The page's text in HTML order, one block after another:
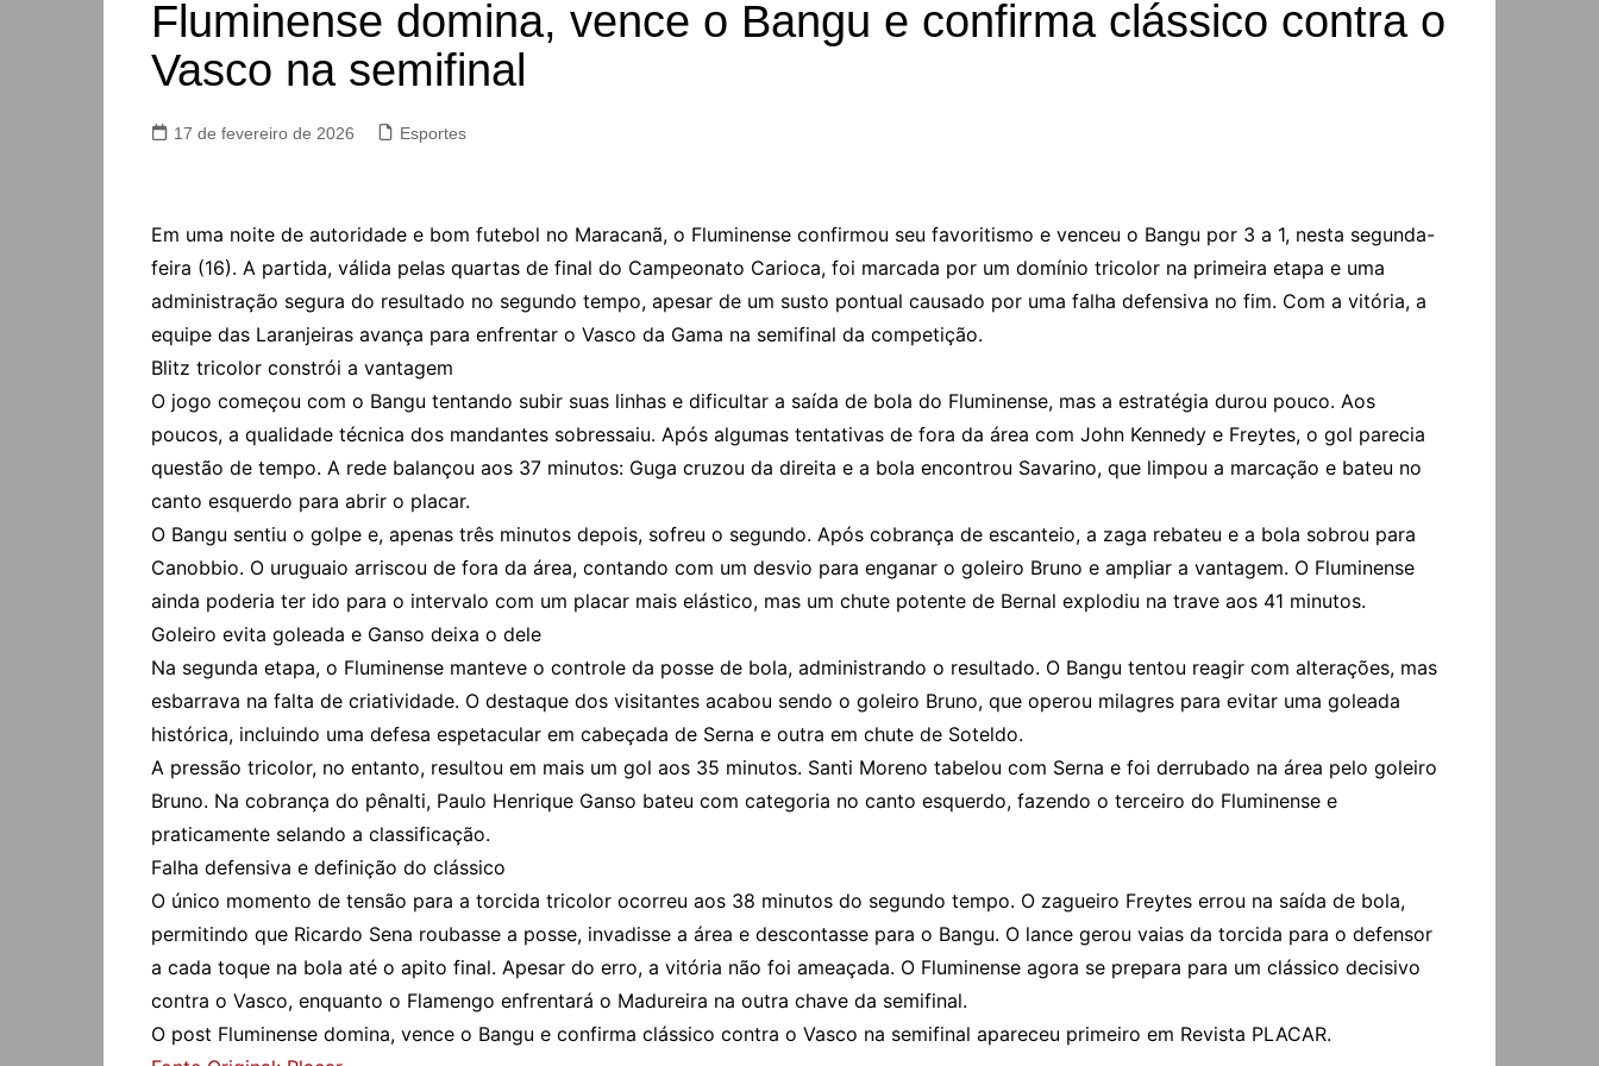
Fluminense domina, vence o Bangu e confirma clássico contra o
Vasco na semifinal
17 de fevereiro de 2026 Esportes
Em uma noite de autoridade e bom futebol no Maracanã, o Fluminense confirmou seu favoritismo e venceu o Bangu por 3 a 1, nesta segunda-
feira (16). A partida, válida pelas quartas de final do Campeonato Carioca, foi marcada por um domínio tricolor na primeira etapa e uma
administração segura do resultado no segundo tempo, apesar de um susto pontual causado por uma falha defensiva no fim. Com a vitória, a
equipe das Laranjeiras avança para enfrentar o Vasco da Gama na semifinal da competição.
Blitz tricolor constrói a vantagem
O jogo começou com o Bangu tentando subir suas linhas e dificultar a saída de bola do Fluminense, mas a estratégia durou pouco. Aos
poucos, a qualidade técnica dos mandantes sobressaiu. Após algumas tentativas de fora da área com John Kennedy e Freytes, o gol parecia
questão de tempo. A rede balançou aos 37 minutos: Guga cruzou da direita e a bola encontrou Savarino, que limpou a marcação e bateu no
canto esquerdo para abrir o placar.
O Bangu sentiu o golpe e, apenas três minutos depois, sofreu o segundo. Após cobrança de escanteio, a zaga rebateu e a bola sobrou para
Canobbio. O uruguaio arriscou de fora da área, contando com um desvio para enganar o goleiro Bruno e ampliar a vantagem. O Fluminense
ainda poderia ter ido para o intervalo com um placar mais elástico, mas um chute potente de Bernal explodiu na trave aos 41 minutos.
Goleiro evita goleada e Ganso deixa o dele
Na segunda etapa, o Fluminense manteve o controle da posse de bola, administrando o resultado. O Bangu tentou reagir com alterações, mas
esbarrava na falta de criatividade. O destaque dos visitantes acabou sendo o goleiro Bruno, que operou milagres para evitar uma goleada
histórica, incluindo uma defesa espetacular em cabeçada de Serna e outra em chute de Soteldo.
A pressão tricolor, no entanto, resultou em mais um gol aos 35 minutos. Santi Moreno tabelou com Serna e foi derrubado na área pelo goleiro
Bruno. Na cobrança do pênalti, Paulo Henrique Ganso bateu com categoria no canto esquerdo, fazendo o terceiro do Fluminense e
praticamente selando a classificação.
Falha defensiva e definição do clássico
O único momento de tensão para a torcida tricolor ocorreu aos 38 minutos do segundo tempo. O zagueiro Freytes errou na saída de bola,
permitindo que Ricardo Sena roubasse a posse, invadisse a área e descontasse para o Bangu. O lance gerou vaias da torcida para o defensor
a cada toque na bola até o apito final. Apesar do erro, a vitória não foi ameaçada. O Fluminense agora se prepara para um clássico decisivo
contra o Vasco, enquanto o Flamengo enfrentará o Madureira na outra chave da semifinal.
O post Fluminense domina, vence o Bangu e confirma clássico contra o Vasco na semifinal apareceu primeiro em Revista PLACAR.